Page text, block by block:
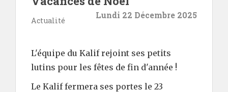
Actualité
Lundi 22 Décembre 2025
L'équipe du Kalif rejoint ses petits
lutins pour les fêtes de fin d'année !
Le Kalif fermera ses portes le 23